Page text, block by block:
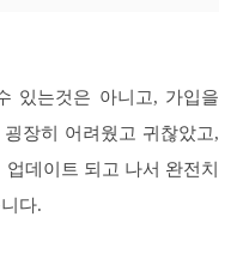
있는것은 아니고, 가입을
장히 어려웠고 귀찮았고,
데이트 되고 나서 완전치
다.